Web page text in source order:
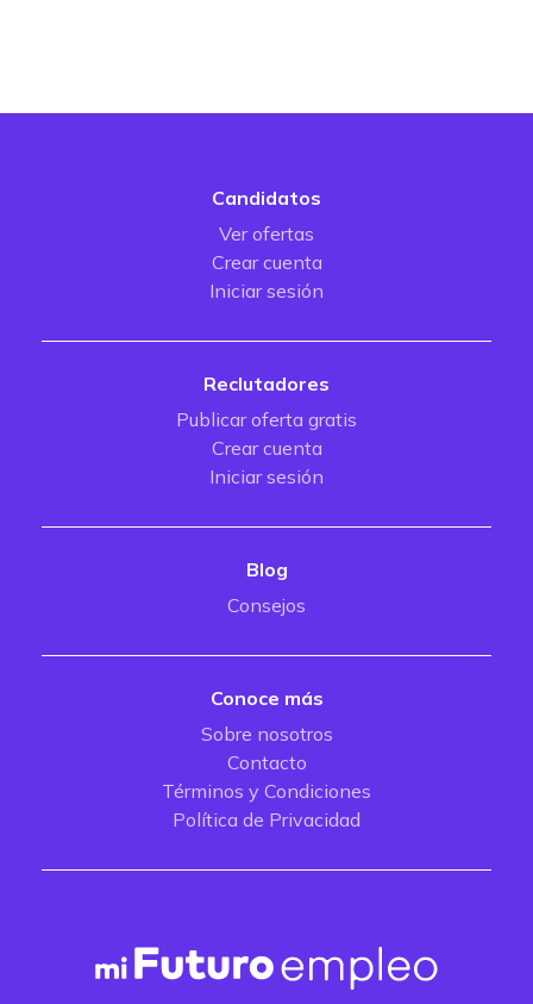
Candidatos
Ver ofertas
Crear cuenta
Iniciar sesión
Reclutadores
Publicar oferta gratis
Crear cuenta
Iniciar sesión
Blog
Consejos
Conoce más
Sobre nosotros
Contacto
Términos y Condiciones
Política de Privacidad